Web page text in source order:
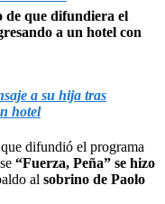
de que difundiera el
a un hotel con
a su hija tras
hotel
difundió el programa
“Fuerza, Peña” se hizo
al sobrino de Paolo